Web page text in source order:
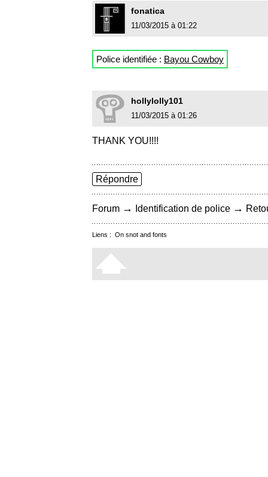
fonatica
11/03/2015 à 01:22
Police identifiée : Bayou Cowboy
hollylolly101
11/03/2015 à 01:26
THANK YOU!!!!
Répondre
Forum → Identification de police →
Liens : On snot and fonts